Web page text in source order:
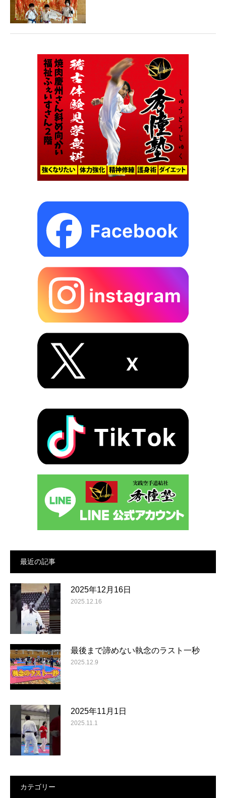
最近の記事
2025年12月16日
2025.12.16
最後まで諦めない執念のラスト一秒
2025.12.9
2025年11月1日
2025.11.1
カテゴリー